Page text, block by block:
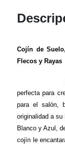
Cojín de
Flecos y Rayas
perfecta para
para el salón,
originalidad a
Blanco y Azul,
cojín le